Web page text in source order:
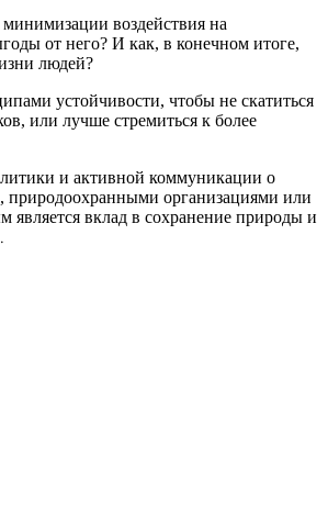
воздействия на
от него? И как, в конечном итоге,
людей?
устойчивости, чтобы не скатиться
или лучше стремиться к более
и активной коммуникации о
природоохранными организациями или
является вклад в сохранение природы и